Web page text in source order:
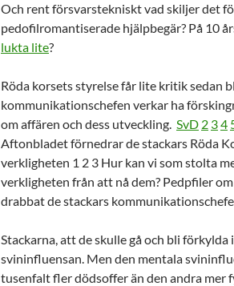
Och rent försvarstekniskt vad skiljer det
pedofilromantiserade hjälpbegär? På 10
lukta lite?
Röda korsets styrelse får lite kritik sedan
kommunikationschefen verkar ha
om affären och dess utveckling. SvD 2 34
Aftonbladet förnedrar de stackars Röda
verkligheten 1 2 3 Hur kan vi som stolta
verkligheten från att nå dem? Pedpfiler
drabbat de stackars
Stackarna, att de skulle gå och bli förkylda
svininfluensan. Men den mentala
tusenfalt fler dödsoffer än den andra mer